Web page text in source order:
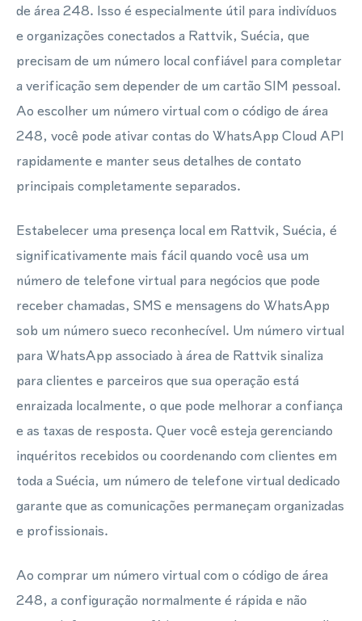
de área 248. Isso é especialmente útil para indivíduos
e organizações conectados a Rattvik, Suécia, que
precisam de um número local confiável para completar
a verificação sem depender de um cartão SIM pessoal.
Ao escolher um número virtual com o código de área
248, você pode ativar contas do WhatsApp Cloud API
rapidamente e manter seus detalhes de contato
principais completamente separados.
Estabelecer uma presença local em Rattvik, Suécia, é
significativamente mais fácil quando você usa um
número de telefone virtual para negócios que pode
receber chamadas, SMS e mensagens do WhatsApp
sob um número sueco reconhecível. Um número virtual
para WhatsApp associado à área de Rattvik sinaliza
para clientes e parceiros que sua operação está
enraizada localmente, o que pode melhorar a confiança
e as taxas de resposta. Quer você esteja gerenciando
inquéritos recebidos ou coordenando com clientes em
toda a Suécia, um número de telefone virtual dedicado
garante que as comunicações permaneçam organizadas
e profissionais.
Ao comprar um número virtual com o código de área
248, a configuração normalmente é rápida e não